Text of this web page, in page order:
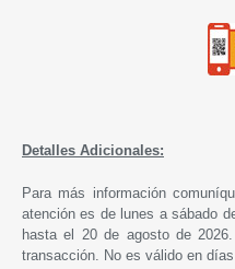
Detalles Adicionales:
Para más información
atención es de lunes a sábado
hasta el 20 de agosto de
transacción. No es válido en días